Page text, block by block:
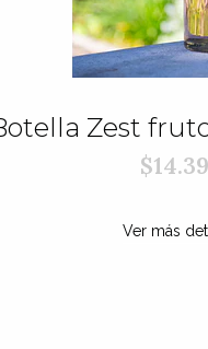
Zest
Ver más